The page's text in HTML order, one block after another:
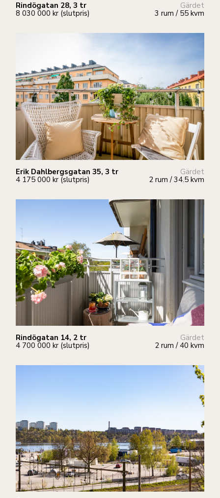
Rindögatan 28, 3 tr
8 030 000 kr (slutpris)
Gärdet
3 rum / 55 kvm
Erik Dahlbergsgatan 35, 3 tr
4 175 000 kr (slutpris)
Gärdet
2 rum / 34.5 kvm
Rindögatan 14, 2 tr
4 700 000 kr (slutpris)
Gärdet
2 rum / 40 kvm